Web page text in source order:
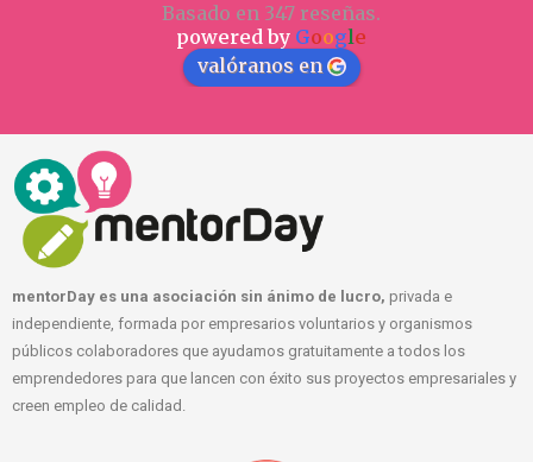
Basado en 347 reseñas.
powered by Google
valóranos en
mentorDay es una asociación sin ánimo de lucro, privada e
independiente, formada por empresarios voluntarios y organismos
públicos colaboradores que ayudamos gratuitamente a todos los
emprendedores para que lancen con éxito sus proyectos empresariales y
creen empleo de calidad.